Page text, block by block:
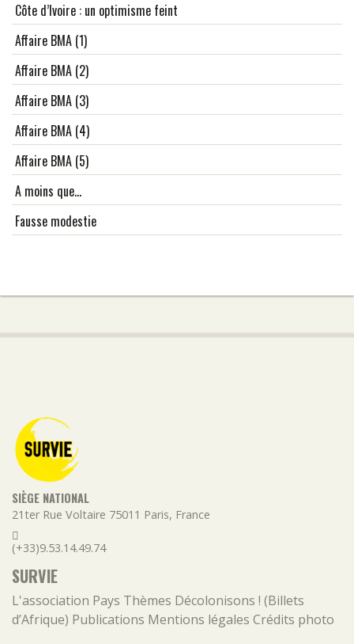
Côte d’Ivoire : un optimisme feint
Affaire BMA (1)
Affaire BMA (2)
Affaire BMA (3)
Affaire BMA (4)
Affaire BMA (5)
A moins que…
Fausse modestie
SIÈGE NATIONAL
21ter Rue Voltaire 75011 Paris, France
(+33)9.53.14.49.74
SURVIE
L'association Pays Thèmes Décolonisons ! (Billets
d’Afrique) Publications Mentions légales Crédits photo